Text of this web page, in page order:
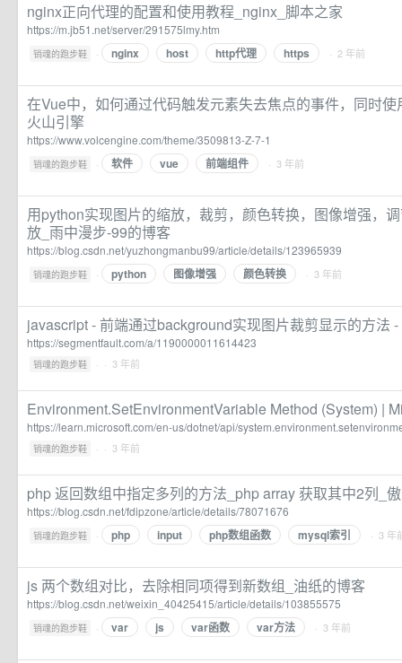
nginx正向代理的配置和使用教程_nginx_脚本之家
https://m.jb51.net/server/291575lmy.htm
销魂的跑步鞋 · nginx host http代理 https · 2 年前
在Vue中，如何通过代码触发元素失去焦点的事件，同时
火山引擎
https://www.volcengine.com/theme/3509813-Z-7-1
销魂的跑步鞋 · 软件 vue 前端组件 · 3 年前
用python实现图片的缩放，裁剪，颜色转换，图像增强，
放_雨中漫步-99的博客
https://blog.csdn.net/yuzhongmanbu99/article/details/123965939
销魂的跑步鞋 · python 图像增强 颜色转换 · 3 年前
javascript - 前端通过background实现图片裁剪显示的方法
https://segmentfault.com/a/1190000011614423
销魂的跑步鞋 · · 3 年前
Environment.SetEnvironmentVariable Method (System) |
https://learn.microsoft.com/en-us/dotnet/api/
销魂的跑步鞋 · · 3 年前
php 返回数组中指定多列的方法_php array 获取其中2列_
https://blog.csdn.net/fdipzone/article/details/78071676
销魂的跑步鞋 · php input php数组函数 mysql索引 · 3 年
js 两个数组对比，去除相同项得到新数组_油纸的博客
https://blog.csdn.net/weixin_40425415/article/details/103855575
销魂的跑步鞋 · var js var函数 var方法 · 3 年前